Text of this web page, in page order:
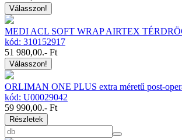
Válasszon!
MEDI ACL SOFT WRAP AIRTEX
kód: 310152917
51 980,00.- Ft
Válasszon!
ORLIMAN ONE PLUS extra méretű post-
kód: U00029042
59 990,00.- Ft
Részletek